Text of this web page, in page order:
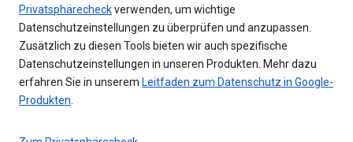
Privatsphärecheckverwenden, um wichtige
Datenschutzeinstellungen zu überprüfen und anzupassen.
Zusätzlich zu diesen Tools bieten wir auch spezifische
Datenschutzeinstellungen in unseren Produkten. Mehr dazu
erfahren Sie in unserem Leitfaden zum Datenschutz in Google-
Produkten